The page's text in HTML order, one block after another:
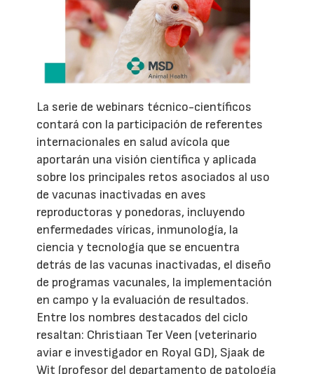
La serie de webinars técnico-científicos
contará con la participación de referentes
internacionales en salud avícola que
aportarán una visión científica y aplicada
sobre los principales retos asociados al uso
de vacunas inactivadas en aves
reproductoras y ponedoras, incluyendo
enfermedades víricas, inmunología, la
ciencia y tecnología que se encuentra
detrás de las vacunas inactivadas, el diseño
de programas vacunales, la implementación
en campo y la evaluación de resultados.
Entre los nombres destacados del ciclo
resaltan: Christiaan Ter Veen (veterinario
aviar e investigador en Royal GD), Sjaak de
Wit (profesor del departamento de patología